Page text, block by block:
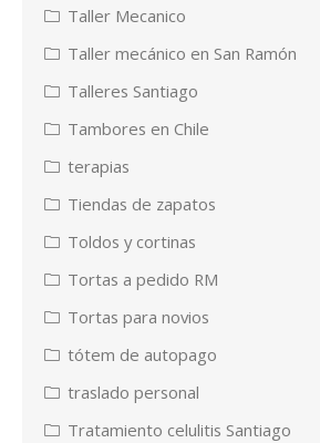
Taller Mecanico
Taller mecánico en San Ramón
Talleres Santiago
Tambores en Chile
terapias
Tiendas de zapatos
Toldos y cortinas
Tortas a pedido RM
Tortas para novios
tótem de autopago
traslado personal
Tratamiento celulitis Santiago